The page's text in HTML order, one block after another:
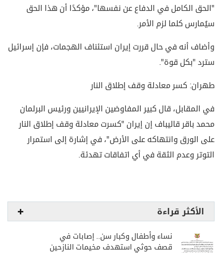
"الحق الكامل في الدفاع عن نفسها"، مؤكدًا أن هذا الحق
سيُمارس كلما لزم الأمر.
وأضاف أنه في حال قررت إيران استئناف الهجمات، فإن إسرائيل
سترد "بكل قوة".
طهران: كسر معادلة وقف إطلاق النار
في المقابل، قال كبير المفاوضين الإيرانيين ورئيس البرلمان
محمد باقر قاليباف إن إيران "كسرت معادلة وقف إطلاق النار
على الورق وانتهاكه على الأرض"، في إشارة إلى استمرار
التوتر وعدم الثقة في أي اتفاقات تهدئة.
الأكثر قراءة
نساء وأطفال وكبار سن.. إصابات في
قصف حوثي استهدف مخيمات النازحين